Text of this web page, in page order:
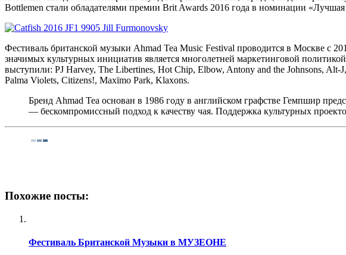
Bottlemen стали обладателями премии Brit Awards 2016 года в номинации
Фестиваль британской музыки Ahmad Tea Music Festival проводится в Москве с
значимых культурных инициатив является многолетней маркетинговой
выступили: PJ Harvey, The Libertines, Hot Chip, Elbow, Antony and the Johnsons,
Palma Violets, Citizens!, Maxïmo Park, Klaxons.
Бренд Ahmad Tea основан в 1986 году в английском графстве Гемпшир
— бескомпромиссный подход к качеству чая. Поддержка культурных
Похожие посты:
Фестиваль Британской Музыки в МУЗЕОНЕ